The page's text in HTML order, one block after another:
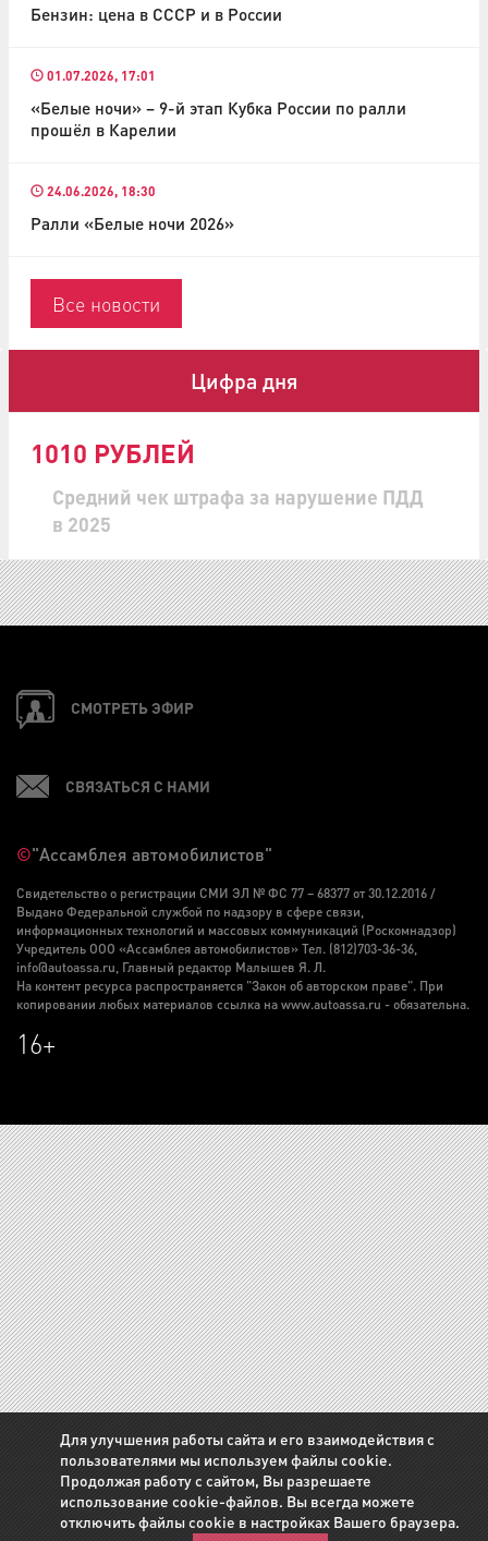
Бензин: цена в СССР и в России
01.07.2026, 17:01
«Белые ночи» – 9-й этап Кубка России по ралли
прошёл в Карелии
24.06.2026, 18:30
Ралли «Белые ночи 2026»
Все новости
Цифра дня
1010 РУБЛЕЙ
Средний чек штрафа за нарушение ПДД
в 2025
СМОТРЕТЬ ЭФИР
СВЯЗАТЬСЯ С НАМИ
©"Ассамблея автомобилистов"
Свидетельство о регистрации СМИ ЭЛ № ФС 77 – 68377 от 30.12.2016 /
Выдано Федеральной службой по надзору в сфере связи,
информационных технологий и массовых коммуникаций (Роскомнадзор)
Учредитель ООО «Ассамблея автомобилистов» Тел. (812)703-36-36,
info@autoassa.ru, Главный редактор Малышев Я. Л.
На контент ресурса распространяется "Закон об авторском праве". При
копировании любых материалов ссылка на www.autoassa.ru - обязательна.
16+
Для улучшения работы сайта и его взаимодействия с
пользователями мы используем файлы cookie.
Продолжая работу с сайтом, Вы разрешаете
использование cookie-файлов. Вы всегда можете
отключить файлы cookie в настройках Вашего браузера.